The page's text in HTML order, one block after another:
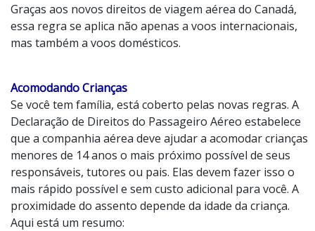
Graças aos novos direitos de viagem aérea do Canadá,
essa regra se aplica não apenas a voos internacionais,
mas também a voos domésticos.
Acomodando Crianças
Se você tem família, está coberto pelas novas regras. A
Declaração de Direitos do Passageiro Aéreo estabelece
que a companhia aérea deve ajudar a acomodar crianças
menores de 14 anos o mais próximo possível de seus
responsáveis, tutores ou pais. Elas devem fazer isso o
mais rápido possível e sem custo adicional para você. A
proximidade do assento depende da idade da criança.
Aqui está um resumo: